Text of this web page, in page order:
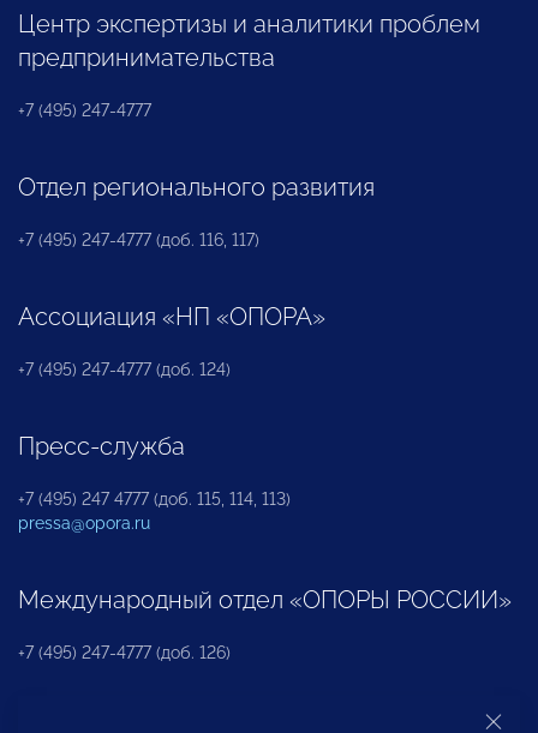
Центр экспертизы и аналитики проблем
предпринимательства
+7 (495) 247-4777
Отдел регионального развития
+7 (495) 247-4777 (доб. 116, 117)
Ассоциация «НП «ОПОРА»
+7 (495) 247-4777 (доб. 124)
Пресс-служба
+7 (495) 247 4777 (доб. 115, 114, 113)
pressa@opora.ru
Международный отдел «ОПОРЫ РОССИИ»
+7 (495) 247-4777 (доб. 126)